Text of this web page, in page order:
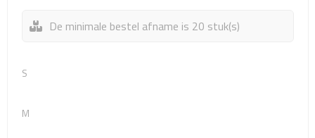
Schoenentassen
Fietstassen
De minimale bestel afname is 20 stuk(s)
S
M